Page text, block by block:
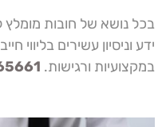
בכל נושא של חובות מומלץ
ידע וניסיון עשירים בליווי
במקצועיות ורגישות.